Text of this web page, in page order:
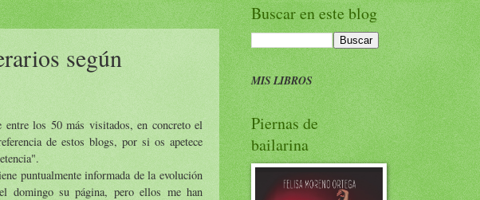
según
los 50 más visitados, en concreto el
de estos blogs, por si os apetece
puntualmente informada de la evolución
domingo su página, pero ellos me han
Buscar en este blog
MIS LIBROS
Piernas de
bailarina